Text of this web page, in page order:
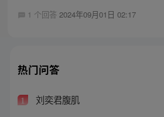
1 个回答 2024年09月01日 02:17
热门问答
1 刘奕君腹肌